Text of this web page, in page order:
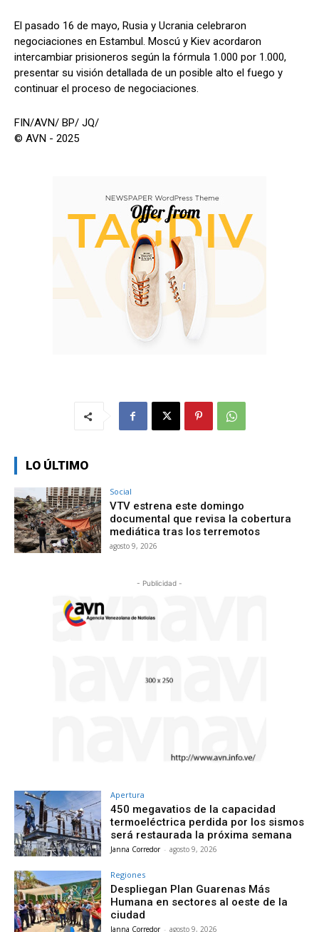
El pasado 16 de mayo, Rusia y Ucrania celebraron
negociaciones en Estambul. Moscú y Kiev acordaron
intercambiar prisioneros según la fórmula 1.000 por 1.000,
presentar su visión detallada de un posible alto el fuego y
continuar el proceso de negociaciones.
FIN/AVN/ BP/ JQ/
© AVN - 2025
LO ÚLTIMO
Social
VTV estrena este domingo
documental que revisa la cobertura
mediática tras los terremotos
agosto 9, 2026
- Publicidad -
Apertura
450 megavatios de la capacidad
termoeléctrica perdida por los sismos
será restaurada la próxima semana
Janna Corredor - agosto 9, 2026
Regiones
Despliegan Plan Guarenas Más
Humana en sectores al oeste de la
ciudad
Janna Corredor - agosto 9, 2026